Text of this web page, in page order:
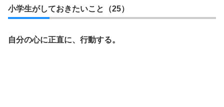
小学生がしておきたいこと（25）
自分の心に正直に、行動する。